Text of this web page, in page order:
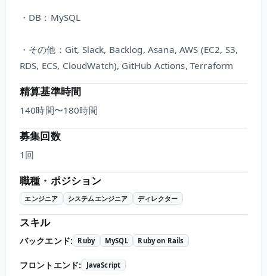
・DB：MySQL
・その他：Git, Slack, Backlog, Asana, AWS (EC2, S3,
RDS, ECS, CloudWatch), GitHub Actions, Terraform
精算基準時間
140時間〜180時間
募集回数
1回
職種・ポジション
エンジニア システムエンジニア ディレクター
スキル
バックエンド: Ruby MySQL Ruby on Rails
フロントエンド: JavaScript